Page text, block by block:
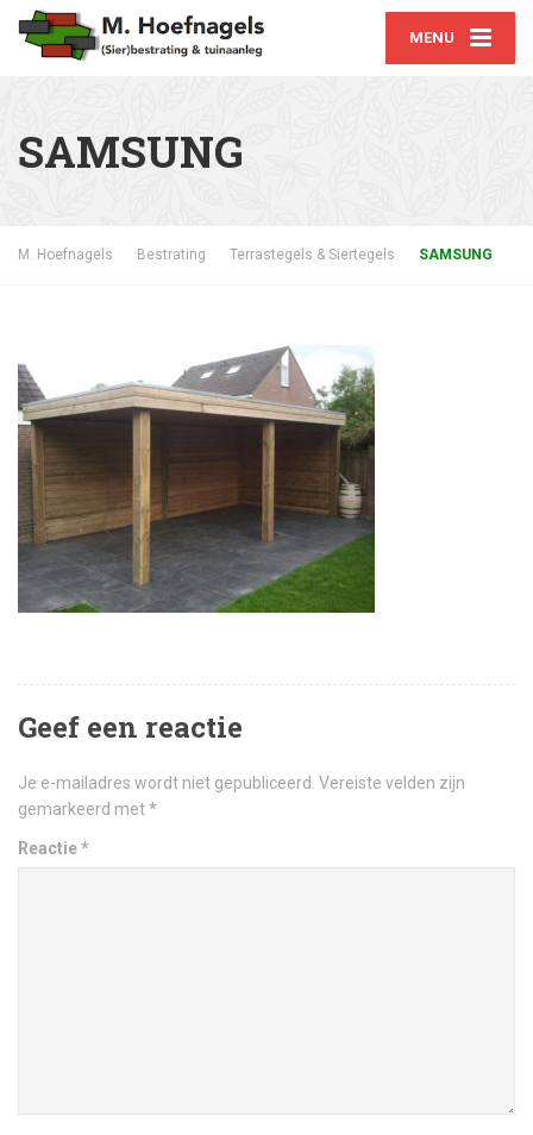
MENU
SAMSUNG
M. Hoefnagels Bestrating Terrastegels & Siertegels SAMSUNG
Geef een reactie
Je e-mailadres wordt niet gepubliceerd. Vereiste velden zijn
gemarkeerd met*
Reactie*